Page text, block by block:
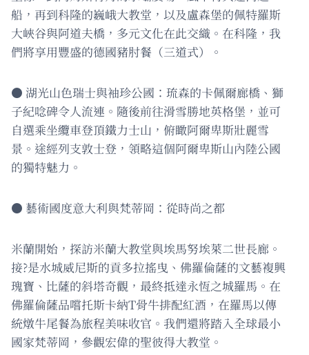
船，再到科隆的巍峨大教堂，以及盧森堡的佩特羅斯
大峽谷與阿道夫橋，多元文化在此交織。在科隆，我
們將享用豐盛的德國豬肘餐（三道式）。
● 湖光山色瑞士與袖珍公國：琉森的卡佩爾廊橋、獅
子紀唸碑令人流連。隨後前往滑雪勝地英格堡，並可
自選乘坐纜車登頂鐵力士山，俯瞰阿爾卑斯壯麗雪
景。途經列支敦士登，領略這個阿爾卑斯山內陸公國
的獨特魅力。
● 藝術國度意大利與梵蒂岡：從時尚之都
米蘭開始，探訪米蘭大教堂與埃馬努埃萊二世長廊。
接?是水城威尼斯的貢多拉搖曳、佛羅倫薩的文藝複興
瑰寶、比薩的斜塔奇觀，最終抵達永恆之城羅馬。在
佛羅倫薩品嚐托斯卡納T骨牛排配紅酒，在羅馬以傳
統燉牛尾餐為旅程美味收官。我們還將踏入全球最小
國家梵蒂岡，參觀宏偉的聖彼得大教堂。